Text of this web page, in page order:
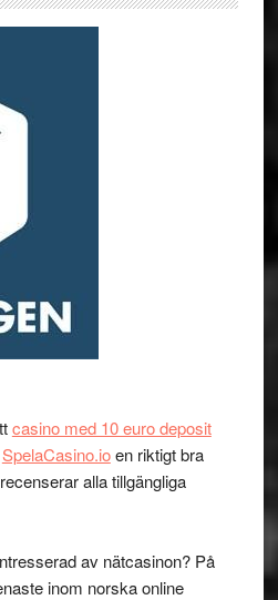
casino med 10 euro deposit
SpelaCasino.ioen riktigt bra
alla tillgängliga
av nätcasinon? På
inom norska online